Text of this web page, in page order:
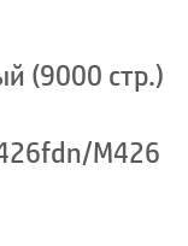
(9000 стр.)
M426